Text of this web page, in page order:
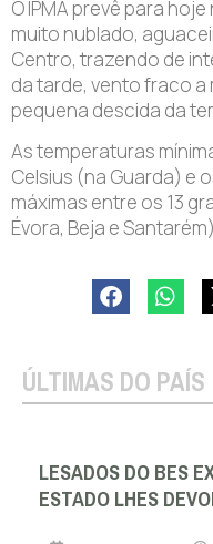
O IPMA prevê para
muito nublado,
Centro, trazendo de
da tarde, vento fraco
pequena descida da
As temperaturas
Celsius (na Guarda) e
máximas entre os 13
Évora, Beja e
ÚLTIMAS DO PAÍS
LESADOS DO BES
ESTADO LHES